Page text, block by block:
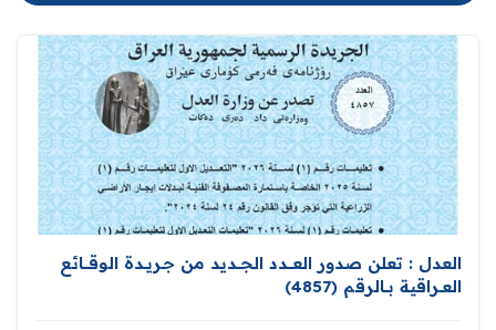
العدل : تعلن صدور العــــدد الجـــديد من جـريــدة ‏الوقــــائع
العــراقية بــالرقم (4857)‏